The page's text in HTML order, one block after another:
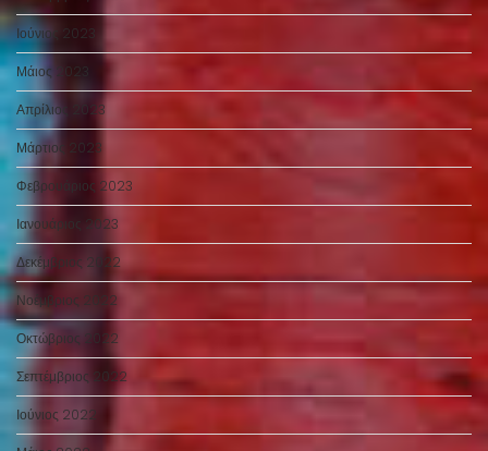
Ιούνιος 2023
Μάιος 2023
Απρίλιος 2023
Μάρτιος 2023
Φεβρουάριος 2023
Ιανουάριος 2023
Δεκέμβριος 2022
Νοέμβριος 2022
Οκτώβριος 2022
Σεπτέμβριος 2022
Ιούνιος 2022